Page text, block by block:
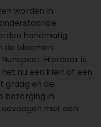
worden in
handmatig
de bloemen
Hierdoor is
nu een klein of een
graag en de
bezorging in
met een